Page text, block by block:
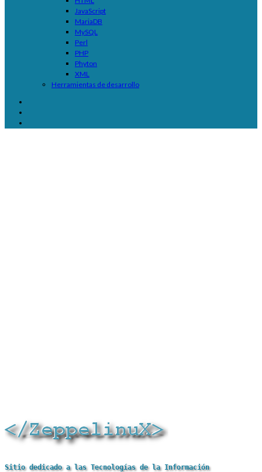
JavaScript
MariaDB
MySQL
Perl
PHP
Phyton
XML
Herramientas de desarrollo
Sitio dedicado a las Tecnologías de la Información